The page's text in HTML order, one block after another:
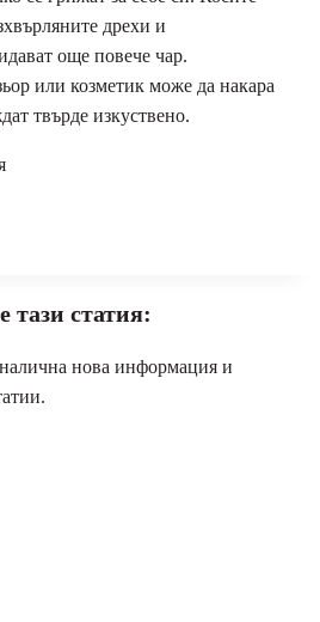
дрехи и
още повече чар.
или козметик може да накара
твърде изкуствено.
тази статия:
нова информация и